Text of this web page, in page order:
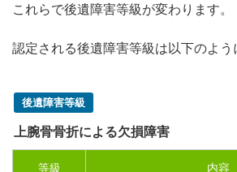
これらで後遺障害等級が変わります。
認定される後遺障害等級は以下のよう
後遺障害等級
上腕骨骨折による欠損障害
等級 内容